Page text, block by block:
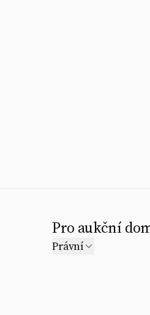
Pro aukční
Právní